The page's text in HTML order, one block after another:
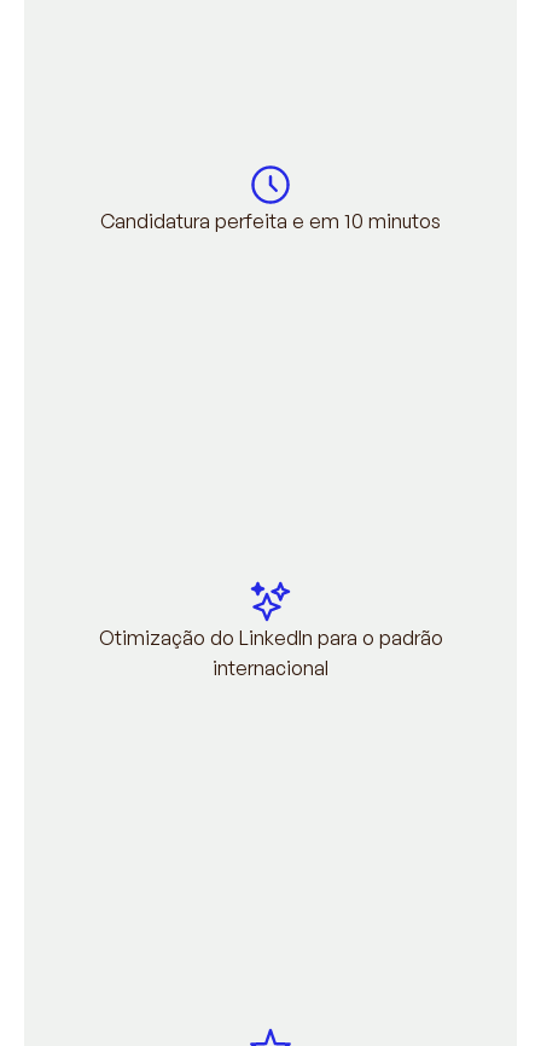
Candidatura perfeita e em 10 minutos
Otimização do LinkedIn para o padrão
internacional